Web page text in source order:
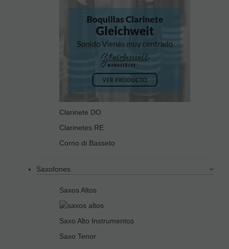
Clarinete DO
Clarinetes RE
Corno di Basseto
Saxofones
Saxos Altos
Saxo Alto Instrumentos
Saxo Tenor